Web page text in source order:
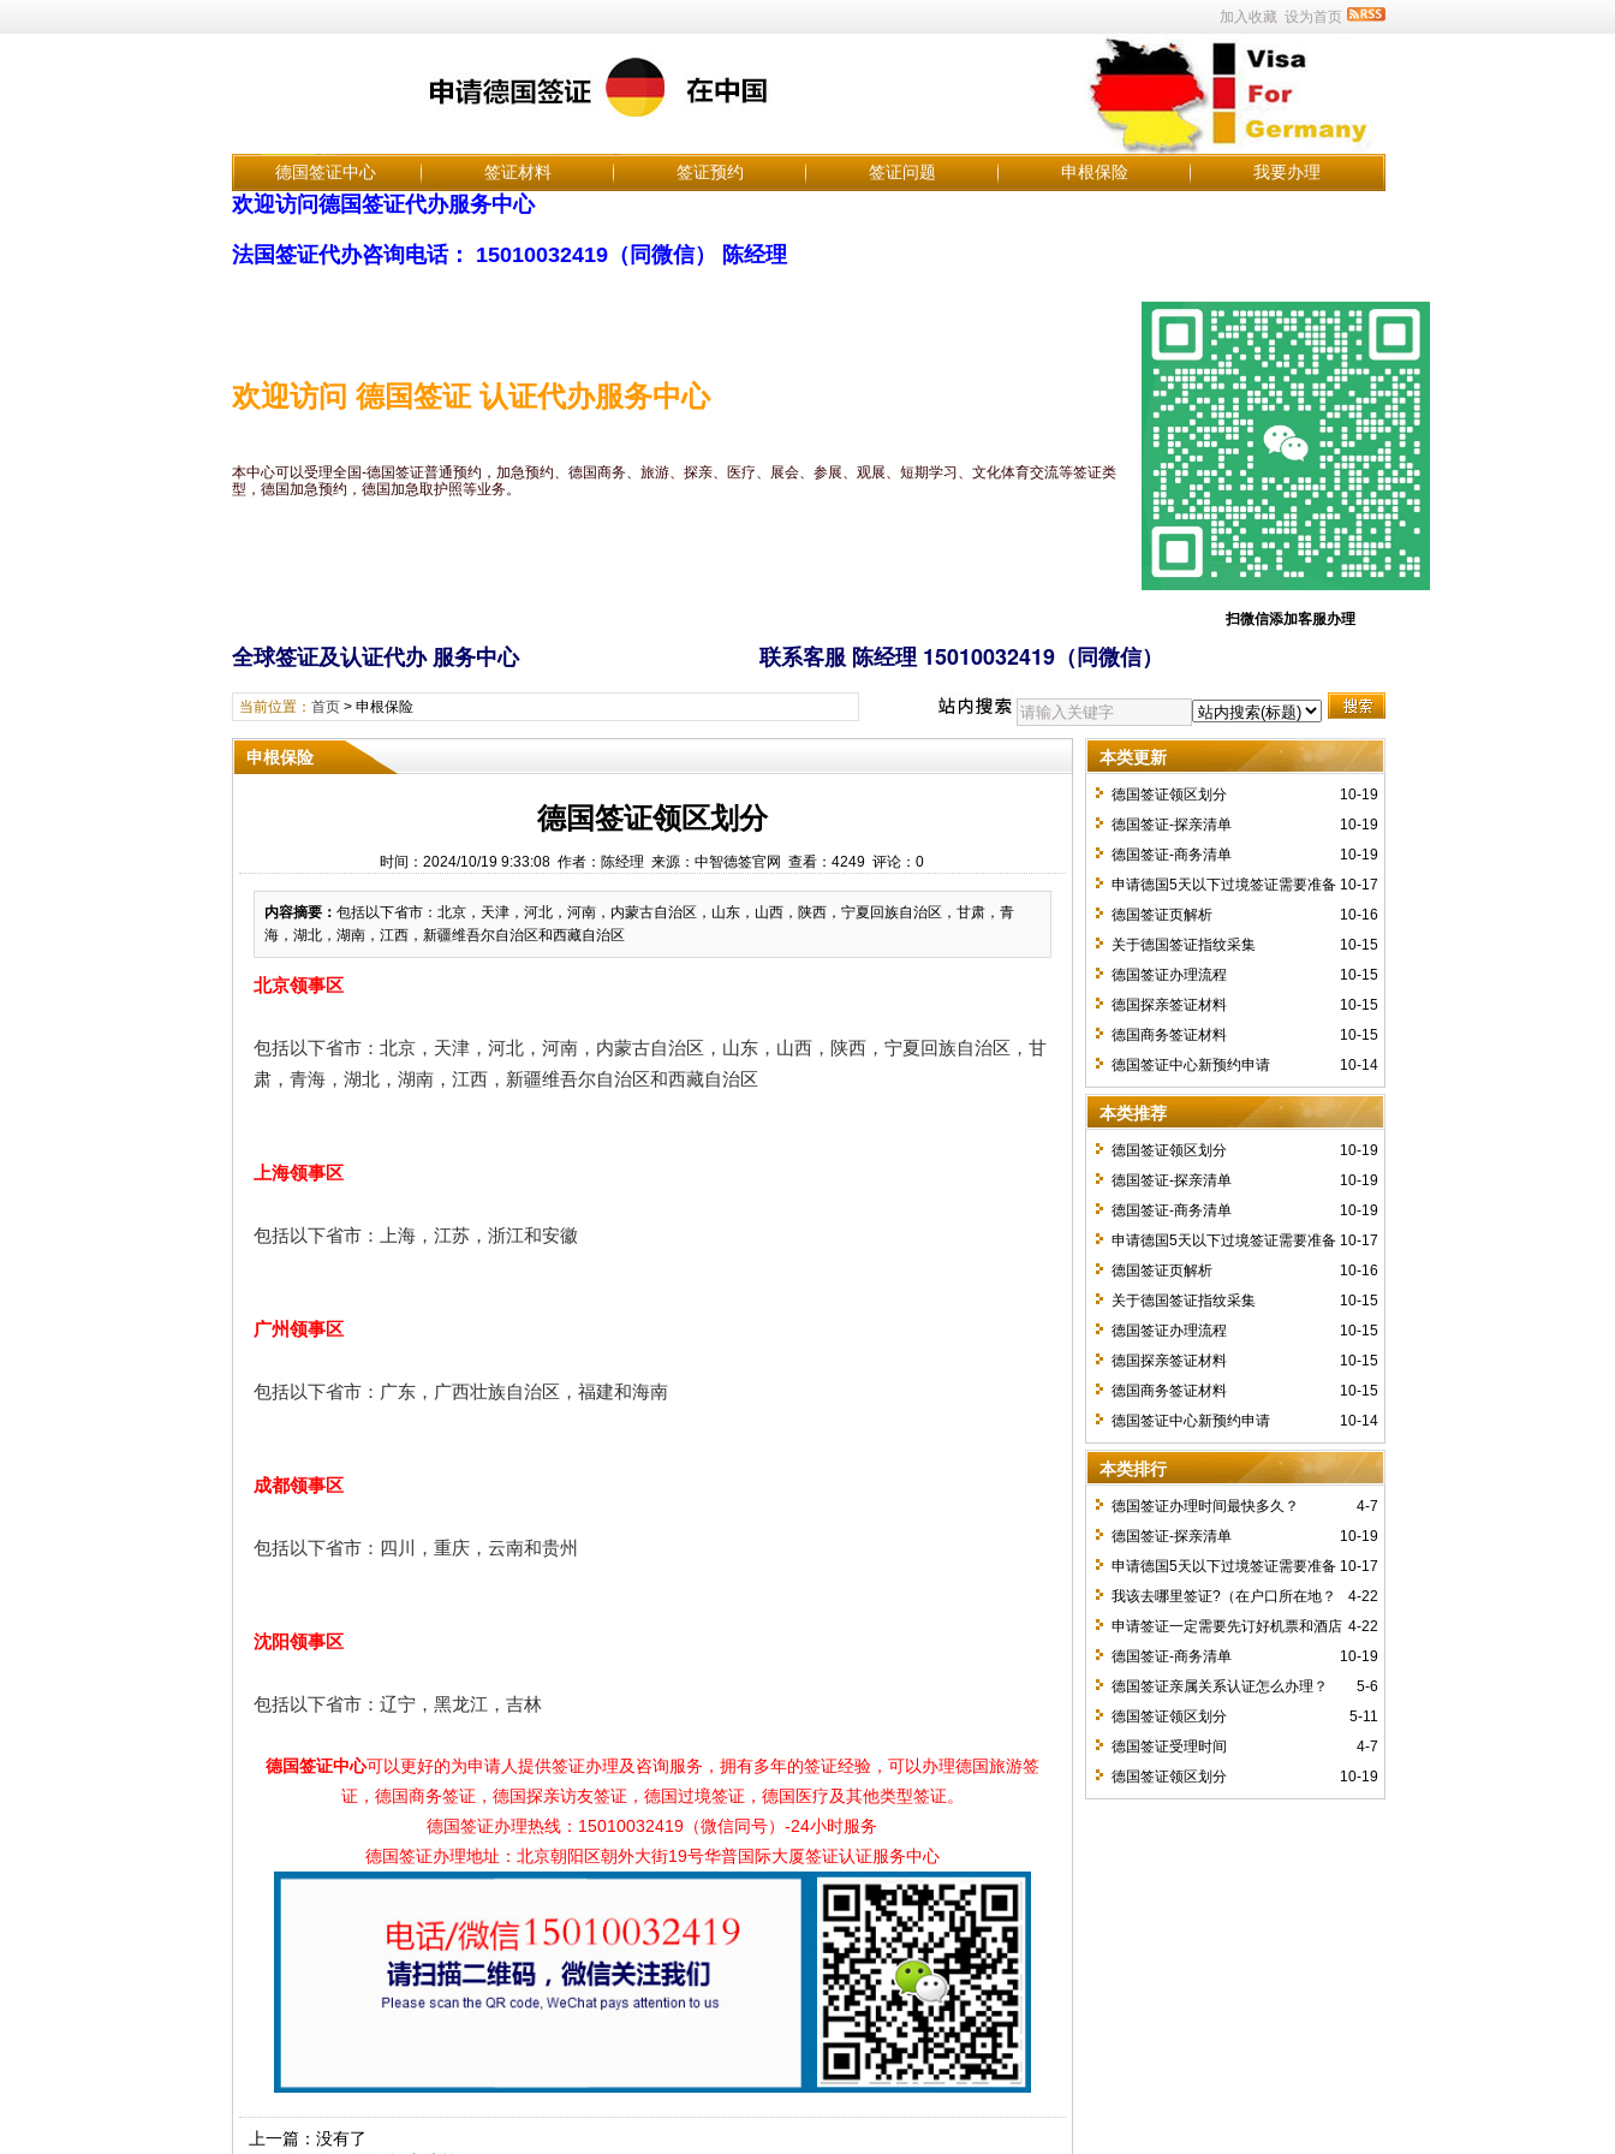
加入收藏 设为首页
德国签证中心 签证材料 签证预约 签证问题 申根保险 我要办理
欢迎访问德国签证代办服务中心
法国签证代办咨询电话： 15010032419（同微信） 陈经理
欢迎访问 德国签证 认证代办服务中心
本中心可以受理全国-德国签证普通预约，加急预约、德国商务、旅游、探亲、医疗、展会、参展、观展、短期学习、文化体育交流等签证类
型，德国加急预约，德国加急取护照等业务。
扫微信添加客服办理
全球签证及认证代办 服务中心 联系客服 陈经理 15010032419（同微信）
当前位置： 首页> 申根保险
申根保险
德国签证领区划分
时间：2024/10/19 9:33:08 作者：陈经理 来源：中智德签官网 查看：4249 评论：0
内容摘要： 包括以下省市：北京，天津，河北，河南，内蒙古自治区，山东，山西，陕西，宁夏回族自治区，甘肃，青
海，湖北，湖南，江西，新疆维吾尔自治区和西藏自治区
北京领事区
包括以下省市：北京，天津，河北，河南，内蒙古自治区，山东，山西，陕西，宁夏回族自治区，甘
肃，青海，湖北，湖南，江西，新疆维吾尔自治区和西藏自治区
上海领事区
包括以下省市：上海，江苏，浙江和安徽
广州领事区
包括以下省市：广东，广西壮族自治区，福建和海南
成都领事区
包括以下省市：四川，重庆，云南和贵州
沈阳领事区
包括以下省市：辽宁，黑龙江，吉林
德国签证中心可以更好的为申请人提供签证办理及咨询服务，拥有多年的签证经验，可以办理德国旅游签
证，德国商务签证，德国探亲访友签证，德国过境签证，德国医疗及其他类型签证。
德国签证办理热线：15010032419（微信同号）-24小时服务
德国签证办理地址：北京朝阳区朝外大街19号华普国际大厦签证认证服务中心
上一篇：没有了
本类更新
10-19
德国签证领区划分
10-19
德国签证-探亲清单
10-19
德国签证-商务清单
10-17
申请德国5天以下过境签证需要准备
哪些材料？
10-16
德国签证页解析
10-15
关于德国签证指纹采集
10-15
德国签证办理流程
10-15
德国探亲签证材料
10-15
德国商务签证材料
10-14
德国签证中心新预约申请
本类推荐
10-19
德国签证领区划分
10-19
德国签证-探亲清单
10-19
德国签证-商务清单
10-17
申请德国5天以下过境签证需要准备
哪些材料？
10-16
德国签证页解析
10-15
关于德国签证指纹采集
10-15
德国签证办理流程
10-15
德国探亲签证材料
10-15
德国商务签证材料
10-14
德国签证中心新预约申请
本类排行
4-7
德国签证办理时间最快多久？
10-19
德国签证-探亲清单
10-17
申请德国5天以下过境签证需要准备
哪些材料？
4-22
我该去哪里签证?（在户口所在地？
工作地点？还是上学的城市？）
4-22
申请签证一定需要先订好机票和酒店
吗？如果拒签了，那机票、酒店损失怎么
办？
10-19
德国签证-商务清单
5-6
德国签证亲属关系认证怎么办理？
5-11
德国签证领区划分
4-7
德国签证受理时间
10-19
德国签证领区划分